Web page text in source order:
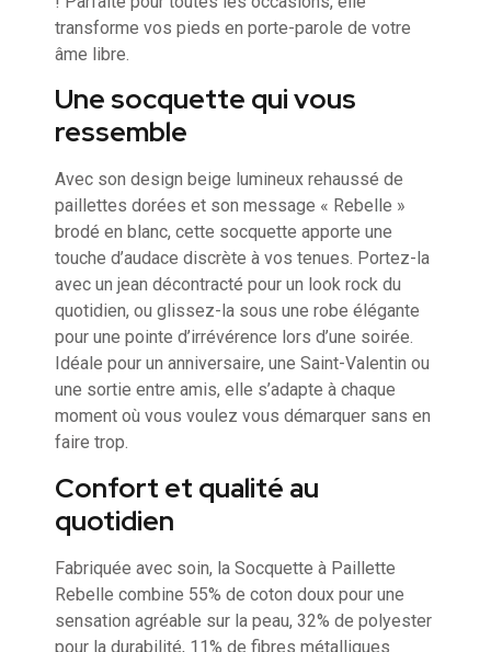
transforme vos pieds en porte-parole de votre
âme libre.
Une socquette qui vous
ressemble
Avec son design beige lumineux rehaussé de
paillettes dorées et son message « Rebelle »
brodé en blanc, cette socquette apporte une
touche d’audace discrète à vos tenues. Portez-la
avec un jean décontracté pour un look rock du
quotidien, ou glissez-la sous une robe élégante
pour une pointe d’irrévérence lors d’une soirée.
Idéale pour un anniversaire, une Saint-Valentin ou
une sortie entre amis, elle s’adapte à chaque
moment où vous voulez vous démarquer sans en
faire trop.
Confort et qualité au
quotidien
Fabriquée avec soin, la Socquette à Paillette
Rebelle combine 55% de coton doux pour une
sensation agréable sur la peau, 32% de polyester
pour la durabilité, 11% de fibres métalliques